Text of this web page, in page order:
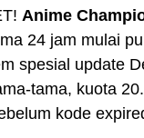
Anime
24 jam mulai
spesial update
tama, kuota
kode